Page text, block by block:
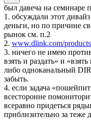
был давеча на семинаре
1. обсуждали этот
деньги, но по причине
рынок см. п.2
2. www.dlink.com/
3. ничего не имею
взять и раздать» и
либо одноканальный
забыть.
4. если задача
всесторонне
всеравно придеться
приблизительно за теже